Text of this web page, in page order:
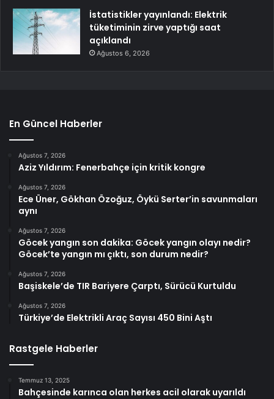
İstatistikler yayınlandı: Elektrik
tüketiminin zirve yaptığı saat
açıklandı
Ağustos 6, 2026
En Güncel Haberler
Ağustos 7, 2026
Aziz Yıldırım: Fenerbahçe için kritik kongre
Ağustos 7, 2026
Ece Üner, Gökhan Özoğuz, Öykü Serter’in savunmaları
aynı
Ağustos 7, 2026
Göcek yangın son dakika: Göcek yangın olayı nedir?
Göcek’te yangın mı çıktı, son durum nedir?
Ağustos 7, 2026
Başiskele’de TIR Bariyere Çarptı, Sürücü Kurtuldu
Ağustos 7, 2026
Türkiye’de Elektrikli Araç Sayısı 450 Bini Aştı
Rastgele Haberler
Temmuz 13, 2025
Bahçesinde karınca olan herkes acil olarak uyarıldı